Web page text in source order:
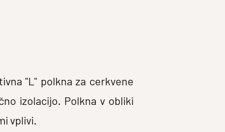
"L" polkna za cerkvene
izolacijo. Polkna v obliki
vplivi.